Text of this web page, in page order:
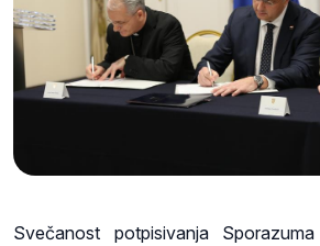
Svečanost potpisivanja